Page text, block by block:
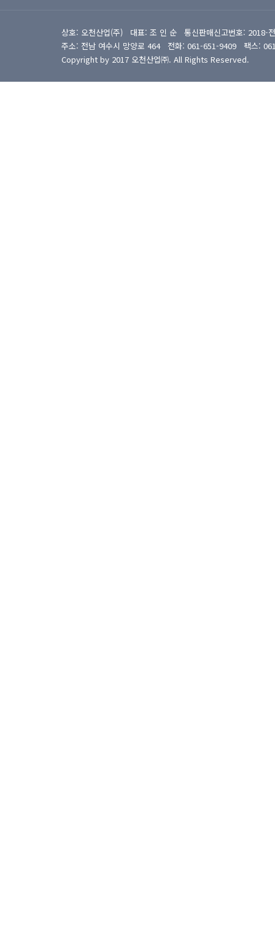
상호: 오천산업(주) 대표: 조 인 순 통신판매신고번호: 2018-
주소: 전남 여수시 망양로 464 전화: 061-651-9409 팩스:
Copyright by 2017 오천산업㈜. All Rights Reserved.